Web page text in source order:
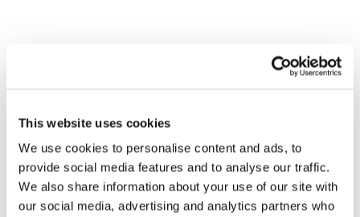
This website uses cookies
We use cookies to personalise content and ads, to
provide social media features and to analyse our traffic.
We also share information about your use of our site with
our social media, advertising and analytics partners who